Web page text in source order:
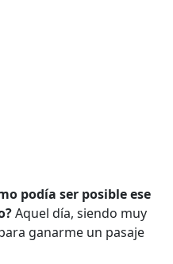
podía ser posible ese
Aquel día, siendo muy
ganarme un pasaje